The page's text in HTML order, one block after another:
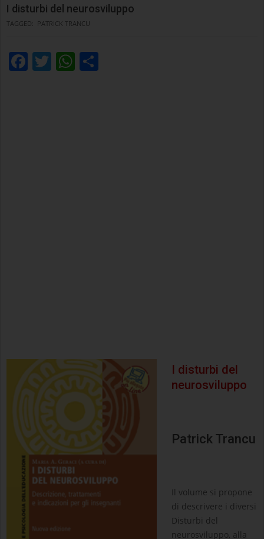
I disturbi del neurosviluppo
TAGGED: PATRICK TRANCU
Facebook
TwitterWhatsApp
I disturbi del
neurosviluppo
Patrick Trancu
Il volume si propone
di descrivere i diversi
Disturbi del
neurosviluppo, alla